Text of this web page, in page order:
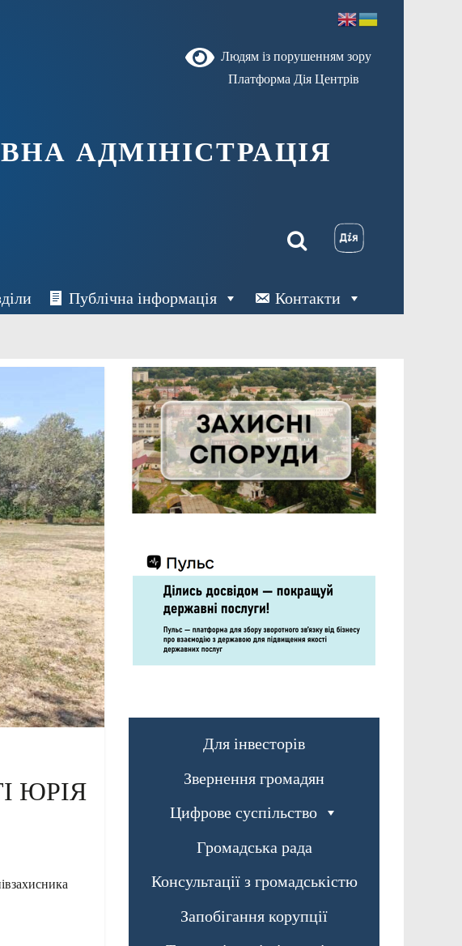
Людям із порушенням зору
Платформа Дія Центрів
АДМІНІСТРАЦІЯ
Публічна інформація Контакти
ЮРІЯ
Для інвесторів
Звернення громадян
Цифрове суспільство
Громадська рада
Консультації з громадськістю
Запобігання корупції